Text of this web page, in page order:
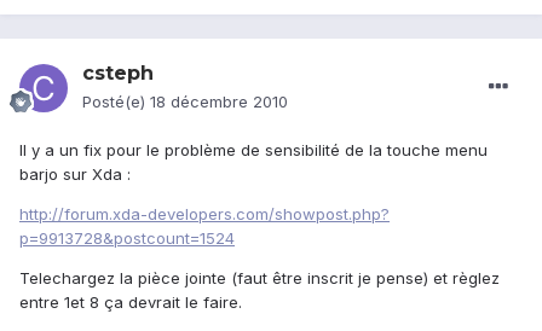
csteph
Posté(e) 18 décembre 2010
Il y a un fix pour le problème de sensibilité de la touche menu
barjo sur Xda :
http://forum.xda-developers.com/showpost.php?
p=9913728&postcount=1524
Telechargez la pièce jointe (faut être inscrit je pense) et règlez
entre 1et 8 ça devrait le faire.